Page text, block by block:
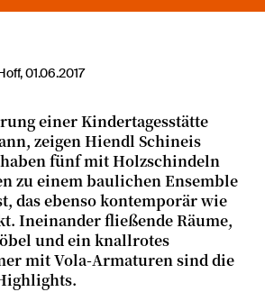
01.06.2017
einer Kindertagesstätte
zeigen Hiendl Schineis
fünf mit Holzschindeln
zu einem baulichen Ensemble
das ebenso kontemporär wie
Ineinander fließende Räume,
und ein knallrotes
mit Vola-Armaturen sind die